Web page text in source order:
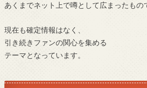
あくまでネット上で噂として広まったもの
現在も確定情報はなく、
引き続きファンの関心を集める
テーマとなっています。